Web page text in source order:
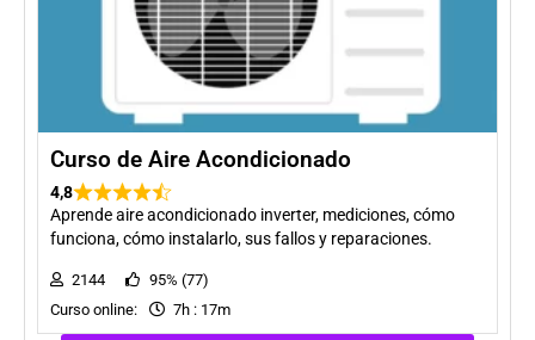
Curso de Aire Acondicionado
4,8
Aprende aire acondicionado inverter, mediciones, cómo
funciona, cómo instalarlo, sus fallos y reparaciones.
2144
95% (77)
Curso online:
7h : 17m